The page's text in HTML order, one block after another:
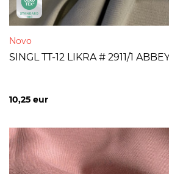
Novo
SINGL TT-12 LIKRA # 2911/1
10,25 eur